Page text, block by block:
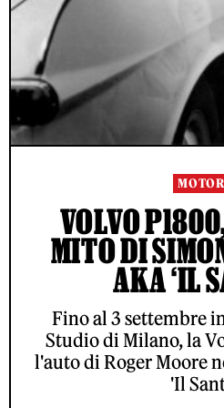
VOLVO
MITO DI
AKA ‘IL
Fino al 3 settembre
Studio di Milano, la
l'auto di Roger Moore
'Il